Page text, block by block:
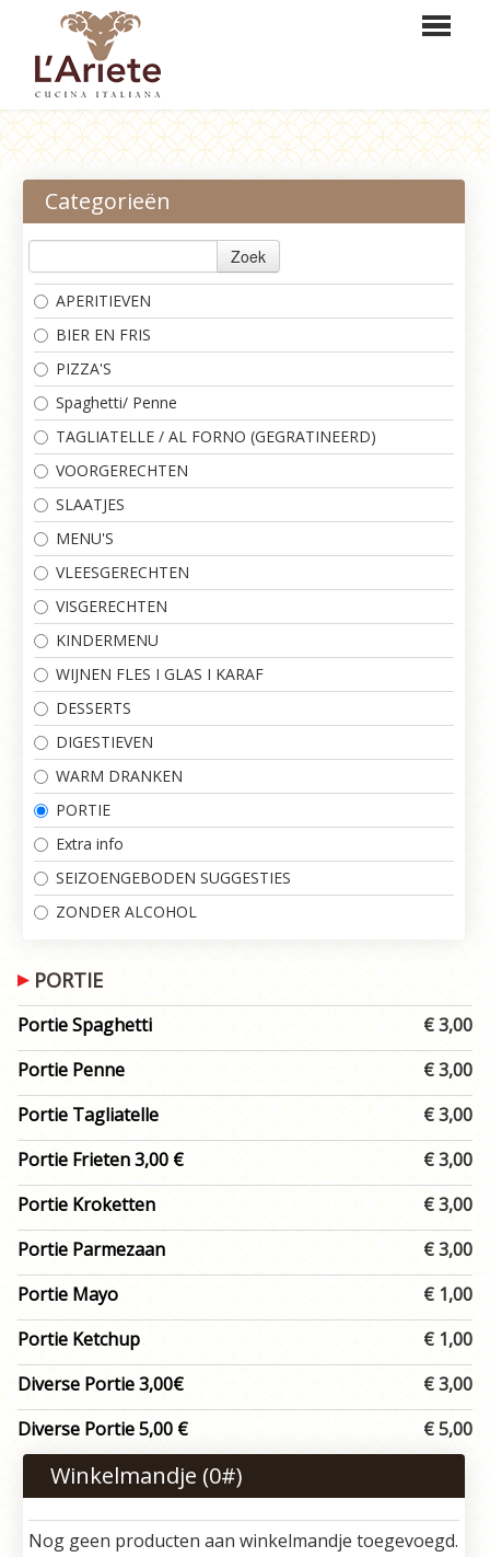
HOME
BESTELLEN
MENU
RESERVEREN
LOGIN
CONTACT
Categorieën
Zoek
APERITIEVEN
BIER EN FRIS
PIZZA'S
Spaghetti/ Penne
TAGLIATELLE / AL FORNO (GEGRATINEERD)
VOORGERECHTEN
SLAATJES
MENU'S
VLEESGERECHTEN
VISGERECHTEN
KINDERMENU
WIJNEN FLES I GLAS I KARAF
DESSERTS
DIGESTIEVEN
WARM DRANKEN
PORTIE
Extra info
SEIZOENGEBODEN SUGGESTIES
ZONDER ALCOHOL
PORTIE
Portie Spaghetti
€ 3,00
Portie Penne
€ 3,00
Portie Tagliatelle
€ 3,00
Portie Frieten 3,00 €
€ 3,00
Portie Kroketten
€ 3,00
Portie Parmezaan
€ 3,00
Portie Mayo
€ 1,00
Portie Ketchup
€ 1,00
Diverse Portie 3,00€
€ 3,00
Diverse Portie 5,00 €
€ 5,00
Winkelmandje (0#)
Nog geen producten aan winkelmandje toegevoegd.